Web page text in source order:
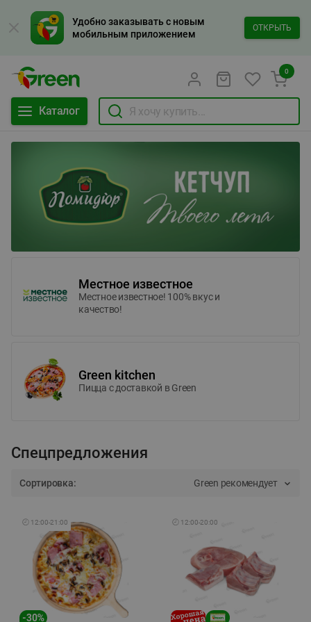
Удобно заказывать с новым
мобильным приложением
ОТКРЫТЬ
Каталог
0
Местное известное
Местное известное! 100% вкус и
качество!
Green kitchen
Пицца c доставкой в Green
Спецпредложения
Сортировка: Green рекомендует
🕘 12:00-21:00
-30%
🕘 12:00-20:00